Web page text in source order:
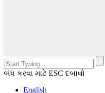
બંધ કરવા માટે ESC દબાવો
English